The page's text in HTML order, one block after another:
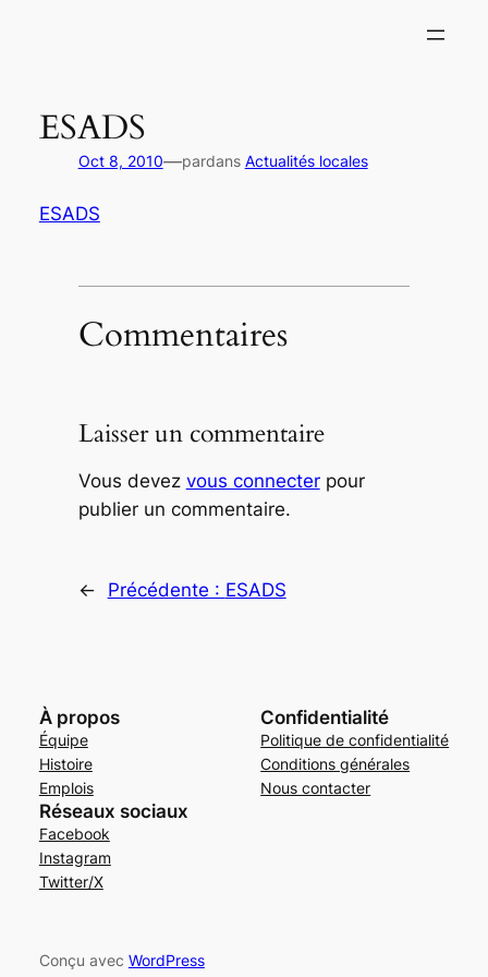
ESADS
Oct 8, 2010—pardans Actualités locales
ESADS
Commentaires
Laisser un commentaire
Vous devez vous connecterpour
publier un commentaire.
← Précédente : ESADS
À propos
Équipe
Histoire
Emplois
Confidentialité
Politique de confidentialité
Conditions générales
Nous contacter
Réseaux sociaux
Facebook
Instagram
Twitter/X
Conçu avec WordPress